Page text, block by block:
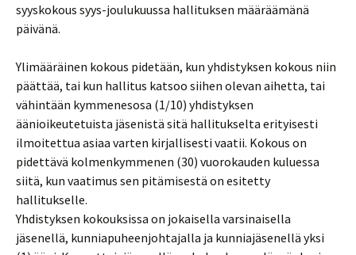
syyskokous syys-joulukuussa hallituksen määräämänä
päivänä.
Ylimääräinen kokous pidetään, kun yhdistyksen kokous niin
päättää, tai kun hallitus katsoo siihen olevan aihetta, tai
vähintään kymmenesosa (1/10) yhdistyksen
äänioikeutetuista jäsenistä sitä hallitukselta erityisesti
ilmoitettua asiaa varten kirjallisesti vaatii. Kokous on
pidettävä kolmenkymmenen (30) vuorokauden kuluessa
siitä, kun vaatimus sen pitämisestä on esitetty
hallitukselle.
Yhdistyksen kokouksissa on jokaisella varsinaisella
jäsenellä, kunniapuheenjohtajalla ja kunniajäsenellä yksi